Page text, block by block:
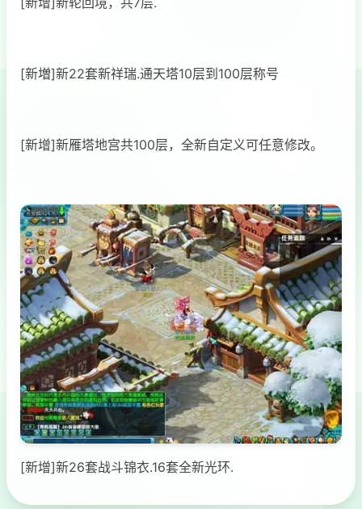
[新増]新22套新祥瑞.通天塔10层到100层称号
[新增]新雁塔地宫共100层，全新自定义可任意修改。
[新增]新26套战斗锦衣.16套全新光环.